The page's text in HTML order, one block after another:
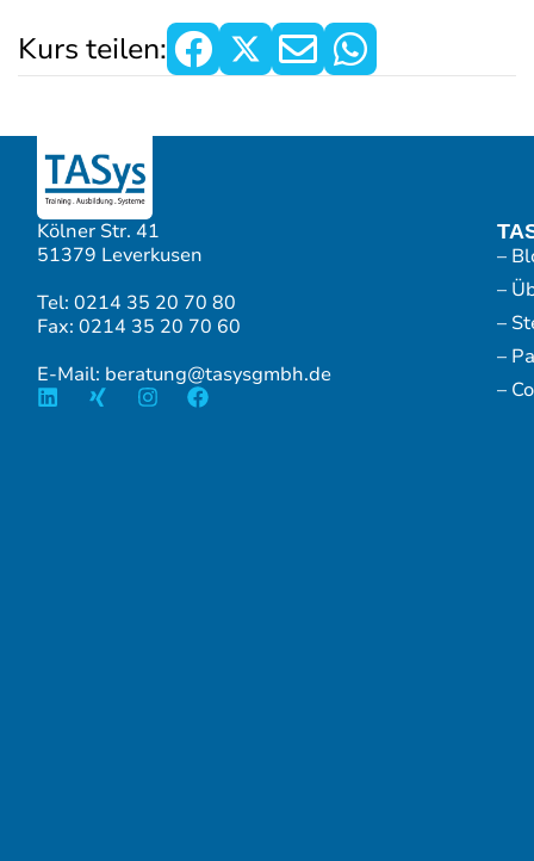
Kurs teilen:
Kölner Str. 41
51379 Leverkusen
Tel: 0214 35 20 70 80
Fax: 0214 35 20 70 60
E-Mail: beratung@tasysgmbh.de
–
–
–
–
–